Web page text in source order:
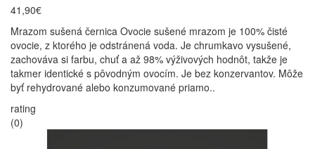
41,90€
Mrazom sušená černica Ovocie sušené mrazom je 100% čisté
ovocie, z ktorého je odstránená voda. Je chrumkavo vysušené,
zachováva si farbu, chuť a až 98% výživových hodnôt, takže je
takmer identické s pôvodným ovocím. Je bez konzervantov. Môže
byť rehydrované alebo konzumované priamo..
rating
(0)